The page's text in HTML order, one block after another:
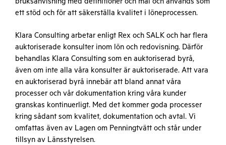
ett stöd och för att säkerställa kvalitet i löneprocessen.
Klara Consulting arbetar enligt Rex och SALK och har flera
auktoriserade konsulter inom lön och redovisning. Därför
behandlas Klara Consulting som en auktoriserad byrå,
även om inte alla våra konsulter är auktoriserade. Att vara
en auktoriserad byrå innebär att bland annat våra
processer och vår dokumentation kring våra kunder
granskas kontinuerligt. Med det kommer goda processer
kring sådant som kvalitet, dokumentation och avtal. Vi
omfattas även av Lagen om Penningtvätt och står under
tillsyn av Länsstyrelsen.